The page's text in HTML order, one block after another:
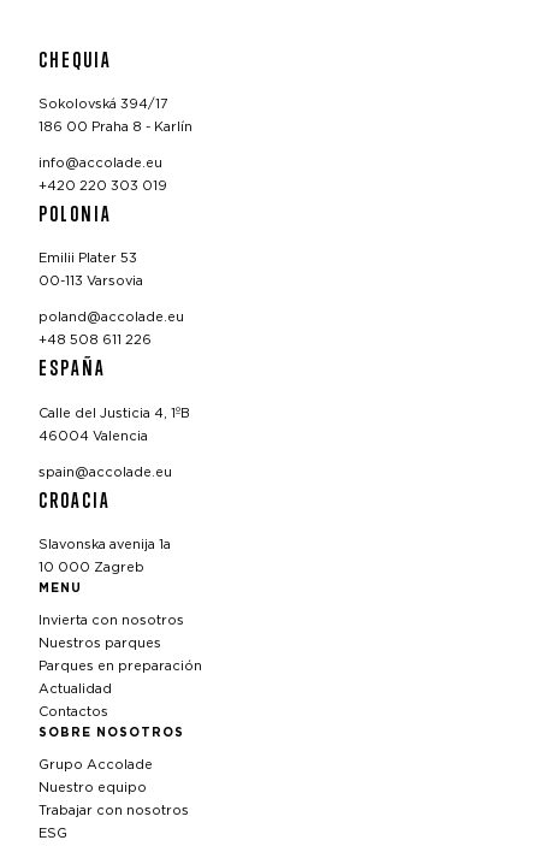
CHEQUIA
Sokolovská 394/17
186 00 Praha 8 - Karlín
info@accolade.eu
+420 220 303 019
POLONIA
Emilii Plater 53
00-113 Varsovia
poland@accolade.eu
+48 508 611 226
ESPAÑA
Calle del Justicia 4, 1ºB
46004 Valencia
spain@accolade.eu
CROACIA
Slavonska avenija 1a
10 000 Zagreb
MENU
Invierta con nosotros
Nuestros parques
Parques en preparación
Actualidad
Contactos
SOBRE NOSOTROS
Grupo Accolade
Nuestro equipo
Trabajar con nosotros
ESG